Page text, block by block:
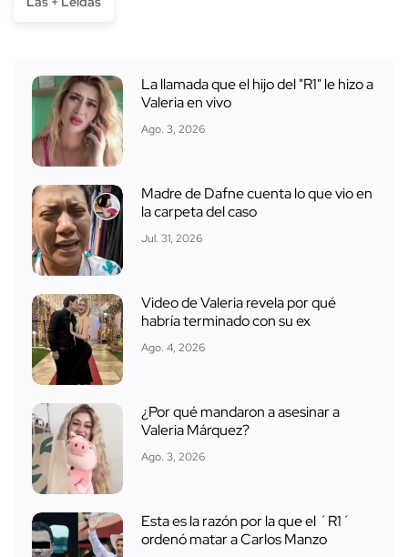
La llamada que el hijo del "R1" le hizo a
Valeria en vivo
Ago. 3, 2026
Madre de Dafne cuenta lo que vio en
la carpeta del caso
Jul. 31, 2026
Video de Valeria revela por qué
habría terminado con su ex
Ago. 4, 2026
¿Por qué mandaron a asesinar a
Valeria Márquez?
Ago. 3, 2026
Esta es la razón por la que el ´R1´
ordenó matar a Carlos Manzo